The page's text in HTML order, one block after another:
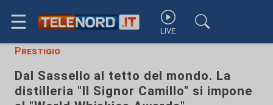
☰ LIVE
Prestigio
Dal Sassello al tetto del mondo. La
distilleria "Il Signor Camillo" si impone